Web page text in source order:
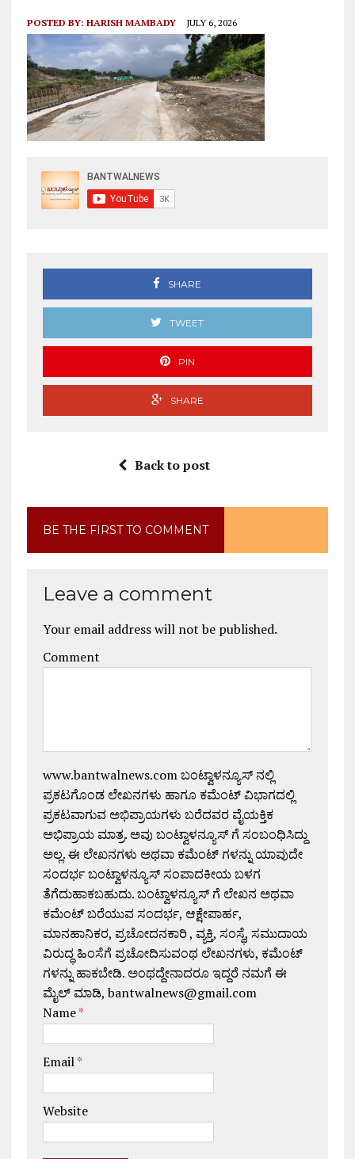
POSTED BY: HARISH MAMBADY JULY 6, 2026
SHARE
TWEET
PIN
SHARE
Back to post
BE THE FIRST TO COMMENT
Leave a comment
Your email address will not be published.
Comment
www.bantwalnews.com ಬಂಟ್ವಾಳನ್ಯೂಸ್ ನಲ್ಲಿ
ಪ್ರಕಟಗೊಂಡ ಲೇಖನಗಳು ಹಾಗೂ ಕಮೆಂಟ್ ವಿಭಾಗದಲ್ಲಿ
ಪ್ರಕಟವಾಗುವ ಅಭಿಪ್ರಾಯಗಳು ಬರೆದವರ ವೈಯಕ್ತಿಕ
ಅಭಿಪ್ರಾಯ ಮಾತ್ರ. ಅವು ಬಂಟ್ವಾಳನ್ಯೂಸ್ ಗೆ ಸಂಬಂಧಿಸಿದ್ದು
ಅಲ್ಲ. ಈ ಲೇಖನಗಳು ಅಥವಾ ಕಮೆಂಟ್ ಗಳನ್ನು ಯಾವುದೇ
ಸಂದರ್ಭ ಬಂಟ್ವಾಳನ್ಯೂಸ್ ಸಂಪಾದಕೀಯ ಬಳಗ
ತೆಗೆದುಹಾಕಬಹುದು. ಬಂಟ್ವಾಳನ್ಯೂಸ್ ಗೆ ಲೇಖನ ಅಥವಾ
ಕಮೆಂಟ್ ಬರೆಯುವ ಸಂದರ್ಭ, ಆಕ್ಷೇಪಾರ್ಹ,
ಮಾನಹಾನಿಕರ, ಪ್ರಚೋದನಕಾರಿ , ವ್ಯಕ್ತಿ, ಸಂಸ್ಥೆ, ಸಮುದಾಯ
ವಿರುದ್ಧ ಹಿಂಸೆಗೆ ಪ್ರಚೋದಿಸುವಂಥ ಲೇಖನಗಳು, ಕಮೆಂಟ್
ಗಳನ್ನು ಹಾಕಬೇಡಿ. ಅಂಥದ್ದೇನಾದರೂ ಇದ್ದರೆ ನಮಗೆ ಈ
ಮೈಲ್ ಮಾಡಿ, bantwalnews@gmail.com
Name*
Email*
Website